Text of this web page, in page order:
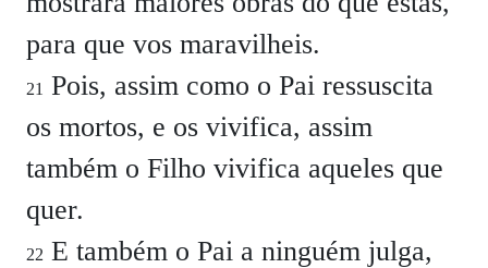
para que vos maravilheis.
21 Pois, assim como o Pai ressuscita
os mortos, e os vivifica, assim
também o Filho vivifica aqueles que
quer.
22 E também o Pai a ninguém julga,